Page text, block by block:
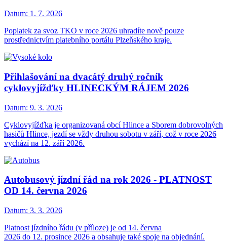
Datum: 1. 7. 2026
Poplatek za svoz TKO v roce 2026 uhradíte nově pouze
prostřednictvím platebního portálu Plzeňského kraje.
Přihlašování na dvacátý druhý ročník
cyklovyjížďky HLINECKÝM RÁJEM 2026
Datum: 9. 3. 2026
Cyklovyjížďka je organizovaná obcí Hlince a Sborem dobrovolných
hasičů Hlince, jezdí se vždy druhou sobotu v září, což v roce 2026
vychází na 12. září 2026.
Autobusový jízdní řád na rok 2026 - PLATNOST
OD 14. června 2026
Datum: 3. 3. 2026
Platnost jízdního řádu (v příloze) je od 14. června
2026 do 12. prosince 2026 a obsahuje také spoje na objednání.